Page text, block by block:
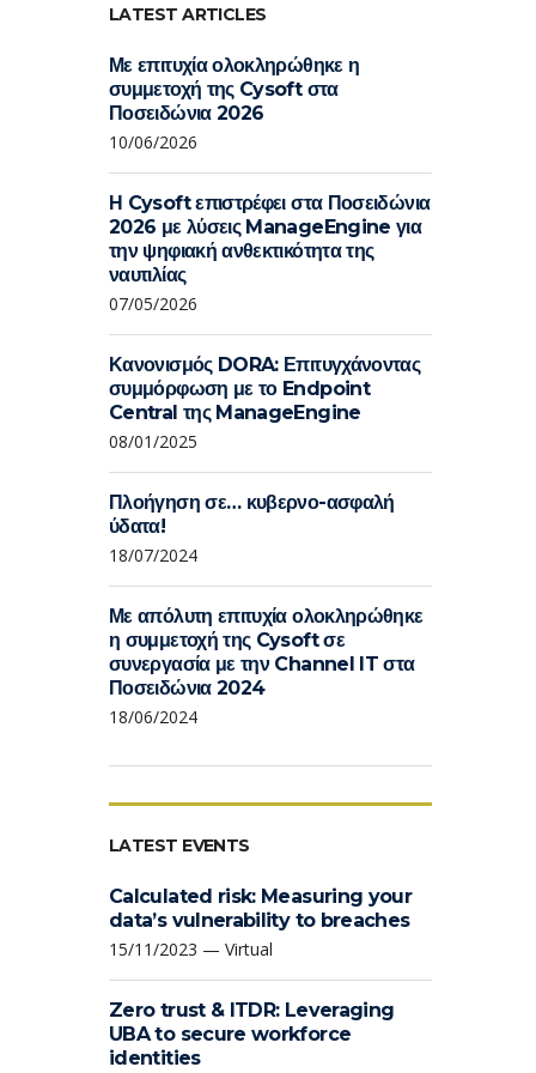
LATEST ARTICLES
Με επιτυχία ολοκληρώθηκε η
συμμετοχή της Cysoft στα
Ποσειδώνια 2026
10/06/2026
Η Cysoft επιστρέφει στα Ποσειδώνια
2026 με λύσεις ManageEngine για
την ψηφιακή ανθεκτικότητα της
ναυτιλίας
07/05/2026
Κανονισμός DORA: Επιτυγχάνοντας
συμμόρφωση με το Endpoint
Central της ManageEngine
08/01/2025
Πλοήγηση σε… κυβερνο-ασφαλή
ύδατα!
18/07/2024
Με απόλυτη επιτυχία ολοκληρώθηκε
η συμμετοχή της Cysoft σε
συνεργασία με την Channel IT στα
Ποσειδώνια 2024
18/06/2024
LATEST EVENTS
Calculated risk: Measuring your
data’s vulnerability to breaches
15/11/2023 — Virtual
Zero trust & ITDR: Leveraging
UBA to secure workforce
identities